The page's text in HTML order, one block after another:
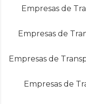
Empresas de
Empresas de
Empresas de
Empresas de